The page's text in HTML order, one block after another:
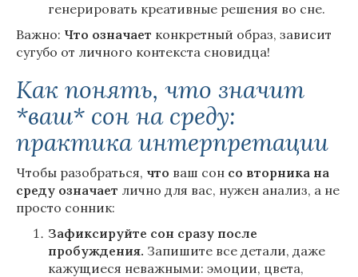
генерировать креативные решения во сне.
Важно: Что означает конкретный образ, зависит
сугубо от личного контекста сновидца!
Как понять, что значит
*ваш* сон на среду:
практика интерпретации
Чтобы разобраться, что ваш сон со вторника на
среду означает лично для вас, нужен анализ, а не
просто сонник:
Зафиксируйте сон сразу после
пробуждения. Запишите все детали, даже
кажущиеся неважными: эмоции, цвета,